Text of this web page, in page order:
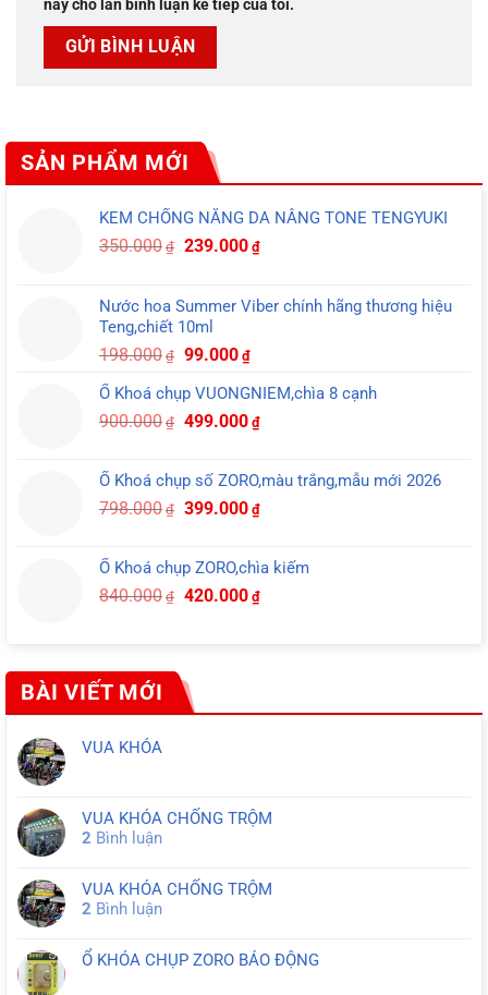
này cho lần bình luận kế tiếp của tôi.
SẢN PHẨM MỚI
KEM CHỐNG NẮNG DA NÂNG TONE TENGYUKI
350.000 ₫ Giá
350.000₫.
239.000 ₫Giá
là:
Nước hoa Summer Viber chính hãng thương hiệu
Teng,chiết 10ml
198.000 ₫ Giá
là:
198.000₫.
99.000 ₫Giá
tại
là:
Ổ Khoá chụp VUONGNIEM,chìa 8 cạnh
900.000 ₫ Giá
900.000₫.
499.000 ₫Giá
là:
499.000₫.
Ổ Khoá chụp số ZORO,màu trắng,mẫu mới 2026
798.000 ₫ Giá
798.000₫.
399.000 ₫Giá
là:
399.000₫.
Ổ Khoá chụp ZORO,chìa kiếm
840.000 ₫ Giá
420.000 ₫Giá
BÀI VIẾT MỚI
VUA KHÓA
VUA KHÓA CHỐNG TRỘM
2 Bình luận
VUA KHÓA CHỐNG TRỘM
2 Bình luận
Ổ KHÓA CHỤP ZORO BÁO ĐỘNG